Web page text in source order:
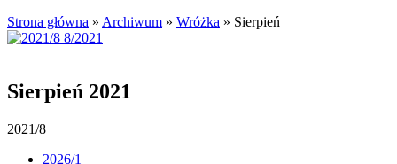
Strona główna » Archiwum » Wróżka » Sierpień
Sierpień 2021
2021/8
2026/1